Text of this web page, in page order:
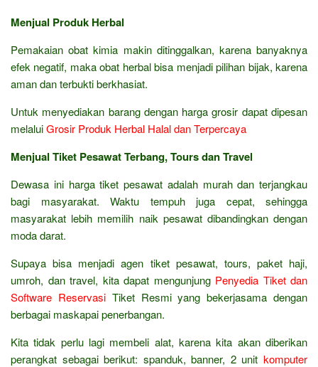
Menjual Produk Herbal
Pemakaian obat kimia makin ditinggalkan, karena banyaknya
efek negatif, maka obat herbal bisa menjadi pilihan bijak, karena
aman dan terbukti berkhasiat.
Untuk menyediakan barang dengan harga grosir dapat dipesan
melaluiGrosir Produk Herbal Halal dan Terpercaya
Menjual Tiket Pesawat Terbang, Tours dan Travel
Dewasa ini harga tiket pesawat adalah murah dan terjangkau
bagi masyarakat. Waktu tempuh juga cepat, sehingga
masyarakat lebih memilih naik pesawat dibandingkan dengan
moda darat.
Supaya bisa menjadi agen tiket pesawat, tours, paket haji,
umroh, dan travel, kita dapat mengunjung Penyedia Tiket dan
Software ReservasiTiket Resmi yang bekerjasama dengan
berbagai maskapai penerbangan.
Kita tidak perlu lagi membeli alat, karena kita akan diberikan
perangkat sebagai berikut: spanduk, banner, 2 unit komputer